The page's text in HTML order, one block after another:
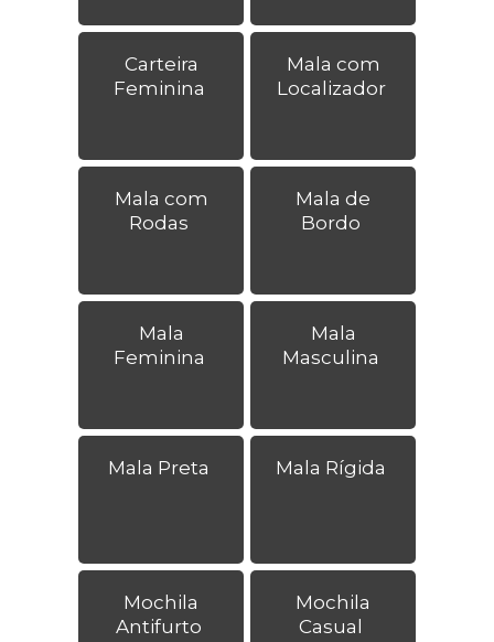
Carteira
Feminina
Mala com
Localizador
Mala com
Rodas
Mala de
Bordo
Mala
Feminina
Mala
Masculina
Mala Preta Mala Rígida
Mochila
Antifurto
Mochila
Casual